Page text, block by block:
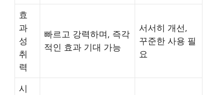
효
과
성
취
력
빠르고 강력하며, 즉각
적인 효과 기대 가능
서서히 개선,
꾸준한 사용 필
요
시